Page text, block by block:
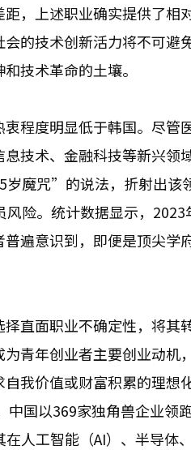
，上述职业确实提供了
的技术创新活力将不可
技术革命的土壤。
程度明显低于韩国。尽
技术、金融科技等新兴领
魔咒”的说法，折射出该
风险。统计数据显示，
普遍意识到，即便是顶尖
直面职业不确定性，将
青年创业者主要创业动机
自我价值或财富积累的理
中国以369家独角兽企业领
人工智能（AI）、半导体